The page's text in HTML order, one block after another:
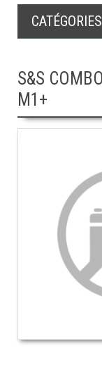
CATÉGORIES
S&S
M1+